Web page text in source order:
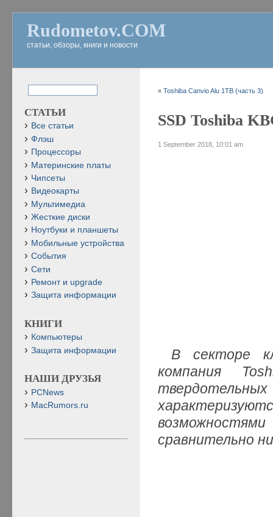
Rudometov.COM
статьи, обзоры, книги и новости
«Toshiba Canvio Alu 1TB (часть 3)
SSD Toshiba
1 September 2018, 10:01 am
В секторе
компания
сравнительно
СТАТЬИ
Все статьи
Флэш
Процессоры
Материнские платы
Чипсеты
Видеокарты
Мультимедиа
Жесткие диски
Ноутбуки и планшеты
Мобильные устройства
События
Сети
Ремонт и upgrade
Защита информации
КНИГИ
Компьютеры
Защита информации
НАШИ ДРУЗЬЯ
PCNews
MacRumors.ru